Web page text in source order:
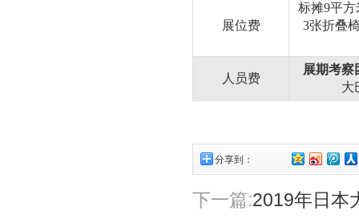
展位费
标摊9平方
3张折叠
人员费
展期考察
大
分享到：
下一篇:2019年日本